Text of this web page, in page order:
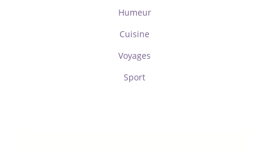
Humeur
Cuisine
Voyages
Sport